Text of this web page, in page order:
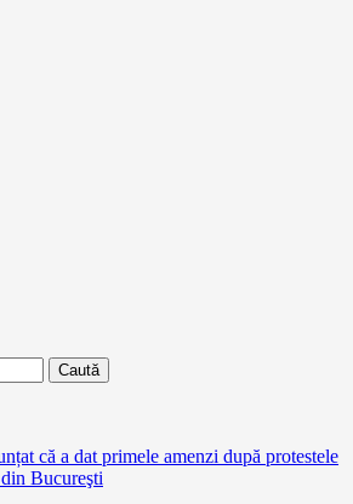
că a dat primele amenzi după protestele
din Bucureşti